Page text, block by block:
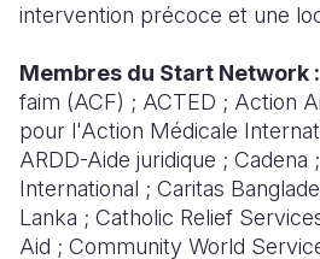
intervention précoce et une
Membres du Start Network :
faim (ACF) ; ACTED ; Action
pour l'Action Médicale
ARDD-Aide juridique ; Cadena
International ; Caritas
Lanka ; Catholic Relief
Aid ; Community World